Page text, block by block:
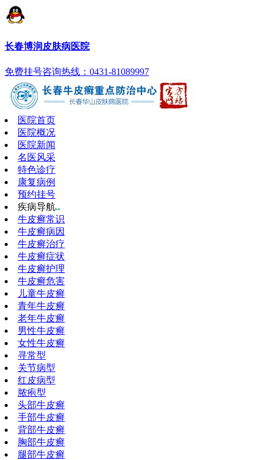
长春博润皮肤病医院
免费挂号咨询热线：0431-81089997
医院首页
医院概况
医院新闻
名医风采
特色诊疗
康复病例
预约挂号
疾病导航
牛皮癣常识
牛皮癣病因
牛皮癣治疗
牛皮癣症状
牛皮癣护理
牛皮癣危害
儿童牛皮癣
青年牛皮癣
老年牛皮癣
男性牛皮癣
女性牛皮癣
寻常型
关节病型
红皮病型
脓疱型
头部牛皮癣
手部牛皮癣
背部牛皮癣
胸部牛皮癣
腿部牛皮癣